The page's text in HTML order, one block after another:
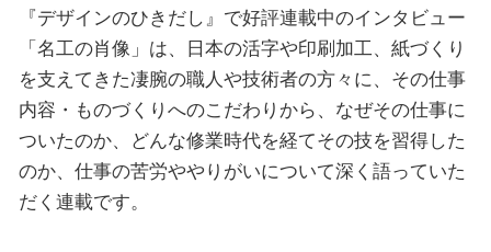
『デザインのひきだし』で好評連載中のインタビュー
「名工の肖像」は、日本の活字や印刷加工、紙づくり
を支えてきた凄腕の職人や技術者の方々に、その仕事
内容・ものづくりへのこだわりから、なぜその仕事に
ついたのか、どんな修業時代を経てその技を習得した
のか、仕事の苦労ややりがいについて深く語っていた
だく連載です。